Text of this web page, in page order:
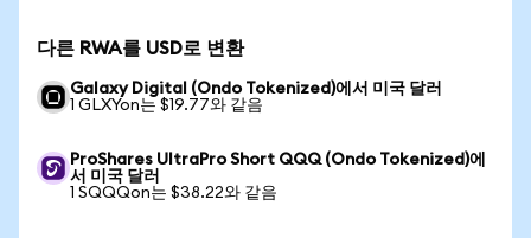
다른 RWA를 USD로 변환
Galaxy Digital (Ondo Tokenized)에서 미국 달러
1 GLXYon는 $19.77와 같음
ProShares UltraPro Short QQQ (Ondo Tokenized)에
서 미국 달러
1 SQQQon는 $38.22와 같음